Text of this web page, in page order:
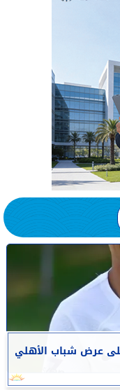
عرض شباب الأهلي